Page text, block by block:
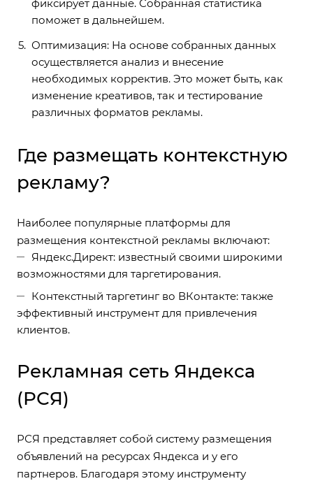
фиксирует данные. Собранная статистика
поможет в дальнейшем.
Оптимизация: На основе собранных данных
осуществляется анализ и внесение
необходимых корректив. Это может быть, как
изменение креативов, так и тестирование
различных форматов рекламы.
Где размещать контекстную
рекламу?
Наиболее популярные платформы для
размещения контекстной рекламы включают:
Яндекс.Директ: известный своими широкими
возможностями для таргетирования.
Контекстный таргетинг во ВКонтакте: также
эффективный инструмент для привлечения
клиентов.
Рекламная сеть Яндекса
(РСЯ)
РСЯ представляет собой систему размещения
объявлений на ресурсах Яндекса и у его
партнеров. Благодаря этому инструменту